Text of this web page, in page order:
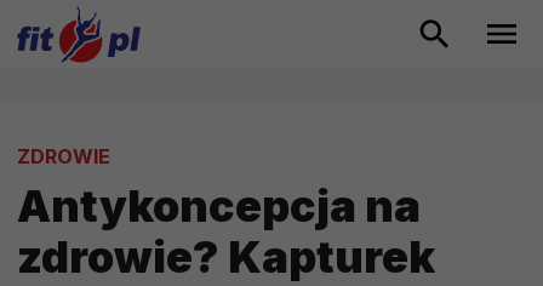
ZDROWIE
Antykoncepcja na
zdrowie? Kapturek